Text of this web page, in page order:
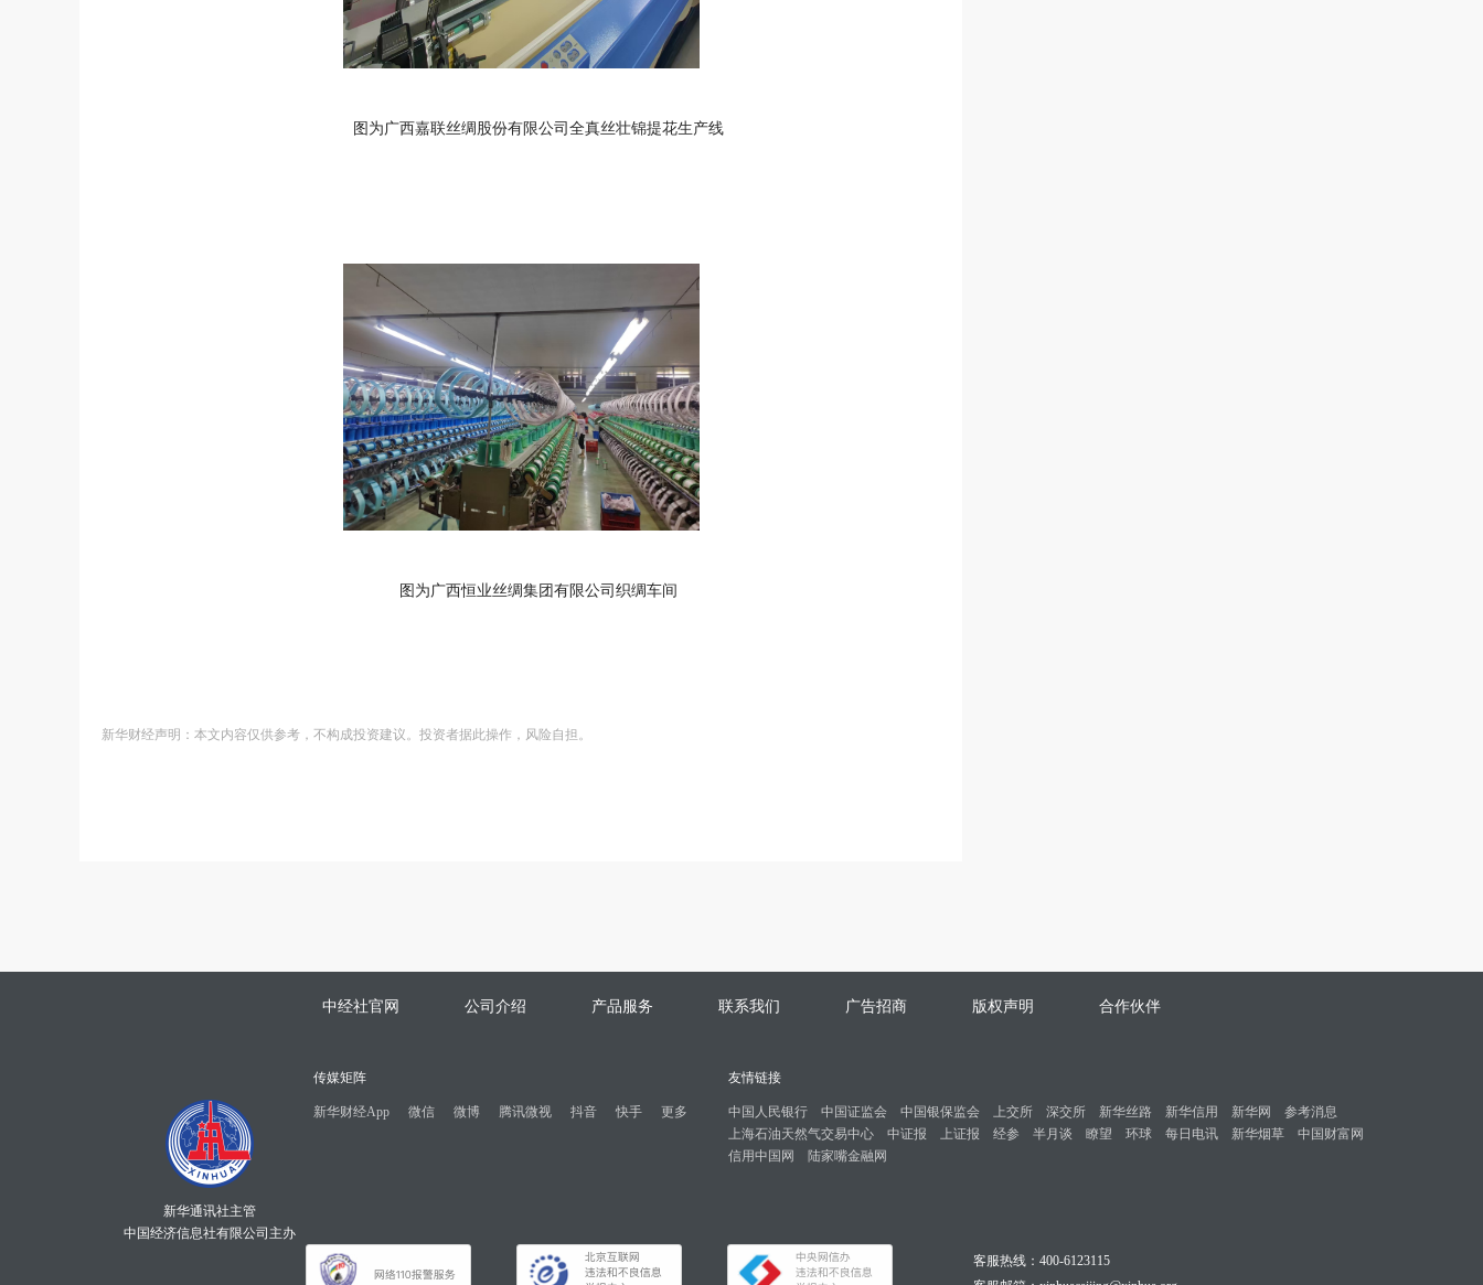
图为广西嘉联丝绸股份有限公司全真丝壮锦提花生产线
图为广西恒业丝绸集团有限公司织绸车间
新华财经声明：本文内容仅供参考，不构成投资建议。投资者据此操作，风险自担。
中经社官网 公司介绍 产品服务 联系我们 广告招商 版权声明 合作伙伴
新华通讯社主管
中国经济信息社有限公司主办
传媒矩阵
新华财经App 微信 微博 腾讯微视 抖音 快手 更多
友情链接
中国人民银行 中国证监会 中国银保监会 上交所 深交所 新华丝路 新华信用 新华网
参考消息
上海石油天然气交易中心
中证报 上证报 经参 半月谈 瞭望 环球 每日电讯 新华烟草
中国财富网
信用中国网
陆家嘴金融网
客服热线：400-6123115